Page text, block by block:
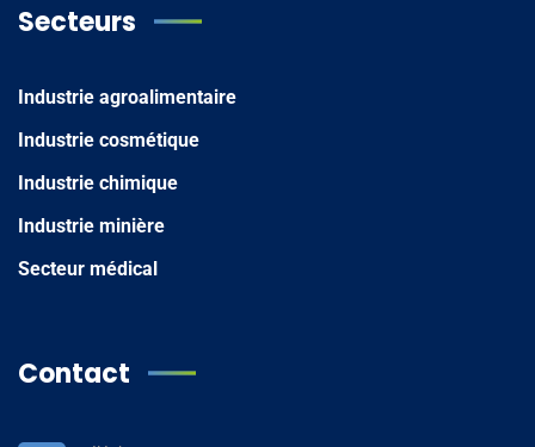
Secteurs
Industrie agroalimentaire
Industrie cosmétique
Industrie chimique
Industrie minière
Secteur médical
Contact